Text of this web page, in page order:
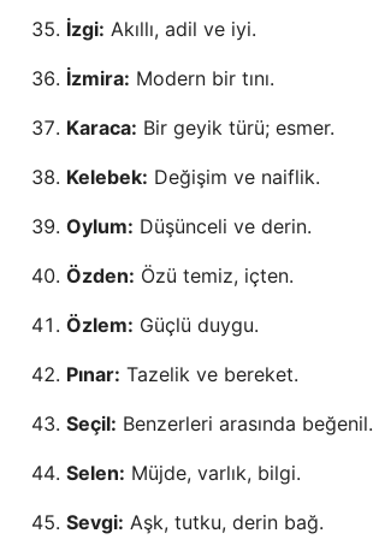
İzgi: Akıllı, adil ve iyi.
İzmira: Modern bir tını.
Karaca: Bir geyik türü; esmer.
Kelebek: Değişim ve naiflik.
Oylum: Düşünceli ve derin.
Özden: Özü temiz, içten.
Özlem: Güçlü duygu.
Pınar: Tazelik ve bereket.
Seçil: Benzerleri arasında beğenil.
Selen: Müjde, varlık, bilgi.
Sevgi: Aşk, tutku, derin bağ.